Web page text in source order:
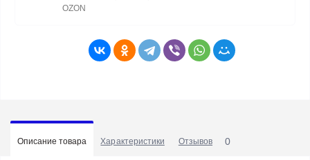
OZON
Описание товара Характеристики Отзывов 0